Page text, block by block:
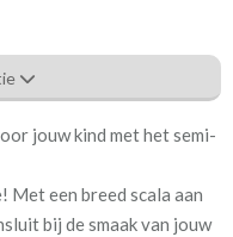
1049 Sweet
cm
jouw kind met het semi-
Met een breed scala aan
bij de smaak van jouw